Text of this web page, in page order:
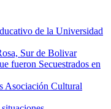
de la Universidad
Sur de Bolivar
fueron Secuestrados en
Asociación Cultural